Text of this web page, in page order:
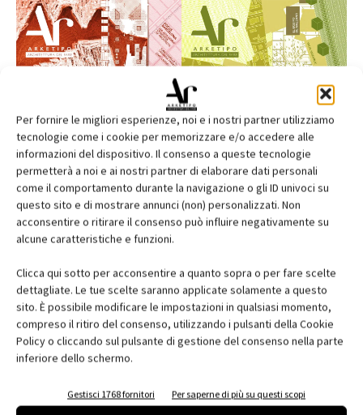
Per fornire le migliori esperienze, noi e i nostri partner utilizziamo
tecnologie come i cookie per memorizzare e/o accedere alle
informazioni del dispositivo. Il consenso a queste tecnologie
permetterà a noi e ai nostri partner di elaborare dati personali
come il comportamento durante la navigazione o gli ID univoci su
questo sito e di mostrare annunci (non) personalizzati. Non
acconsentire o ritirare il consenso può influire negativamente su
alcune caratteristiche e funzioni.
Clicca qui sotto per acconsentire a quanto sopra o per fare scelte
dettagliate. Le tue scelte saranno applicate solamente a questo
sito. È possibile modificare le impostazioni in qualsiasi momento,
compreso il ritiro del consenso, utilizzando i pulsanti della Cookie
Policy o cliccando sul pulsante di gestione del consenso nella parte
inferiore dello schermo.
Gestisci 1768 fornitori Per saperne di più su questi scopi
Abbonati e regala
Iscriviti alla newsletter